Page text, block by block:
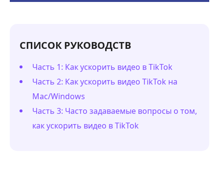
СПИСОК РУКОВОДСТВ
Часть 1: Как ускорить видео в TikTok
Часть 2: Как ускорить видео TikTok на
Mac/Windows
Часть 3: Часто задаваемые вопросы о том,
как ускорить видео в TikTok